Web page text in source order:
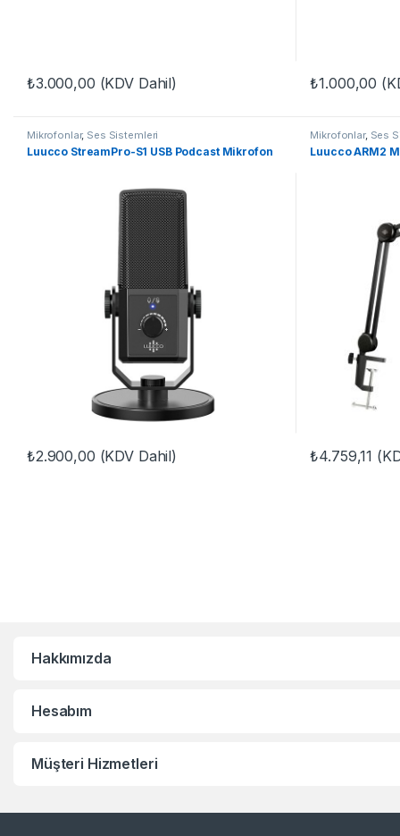
₺3.000,00 (KDV Dahil) ₺1.000,00
Mikrofonlar, Ses Sistemleri
Luucco StreamPro-S1 USB Podcast Mikrofon
₺2.900,00 (KDV Dahil)
Mikrofonlar, Ses
Luucco ARM2
₺4.759,11
Hakkımızda
Hesabım
Müşteri Hizmetleri